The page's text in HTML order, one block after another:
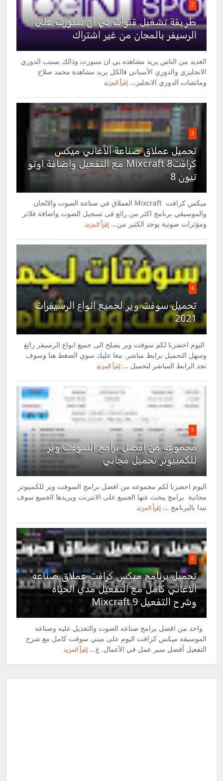
2
طريقة تشغيل قنوات بي ان سبورت على
الرسيفر بالمجان من غير اشتراك
العديد من الناس يريد مشاهده بي ان سبورت وذالك بسبب الدوري
الانجليزي والدوري الأسباني فالكل يريد مشاهدة محمد صلاح
وماتشات الدوري الانجليز... إقرأ المزيد
3
تحميل عملاق صناعة الأغاني ميكس
كرافت8 Mixcraft مع التفعيل واضافة اوتو
تيون 8
ميكس كرافت Mixcraft العملاق في صناعة الصوت والالحان
والموسيقي برنامج اكثر من رائع فى تسجيل الصوت واضافة فلاتر
ومؤثرات صوتية يوجد الكثير من... إقرأ المزيد
4
تحميل سوفت وير لجميع انواع الرسيفرات
2021
اليوم اخضرنا لكم سوفت وير يصلح الى جميع انواع الرسيفر رائع
وسهل التحميل برابط مباشر. معا عليك سوي الضغط هنا وسوف
تجد الرابط المباشر لتحميل ... إقرأ المزيد
5
مجموعه من افصل برامج السوفت وير
للكمبيوتر تحميل مجاني
اليوم احضرنا لكم مجموعه من افضل برامج السوفت وير للكمبيوتر
مجانية برامج يبحث عنها الجميع على الانترنت ويريدها الجميع سوف
نبدا بالبرنامج ... إقرأ المزيد
6
تحميل برنامج ميكس كرافت عملاق صناعه
الاغاني كامل مع التفعيل مدي الحياه
وشرح التفعيل Mixcraft 9
واحد من افضل برامج صناعه الصوت والتعديل عليه وصناعه
الموسيقه ميكس كرافت اليوم على ميني سوفت كامل مع شرح
التفعيل أفضل سير عمل في الأعمال. ع... إقرأ المزيد